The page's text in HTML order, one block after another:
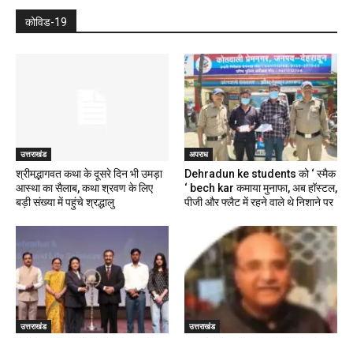
कोविड-19
उत्तराखंड
श्रीमद्भागवत कथा के दूसरे दिन भी उमड़ा
आस्था का सैलाब, कथा श्रवण के लिए
बड़ी संख्या में पहुंचे श्रद्धालु
अपराध
Dehradun ke students को ‘ स्मैक
‘ bech kar कमाया मुनाफा, अब हॉस्टल,
पीजी और फ्लैट में रहने वाले थे निशाने पर
उत्तराखंड उत्तराखंड